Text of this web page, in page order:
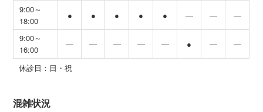
9:00～
18:00
● ● ● ● ● ― ― ―
9:00～
16:00
― ― ― ― ― ● ― ―
休診日：日・祝
混雑状況